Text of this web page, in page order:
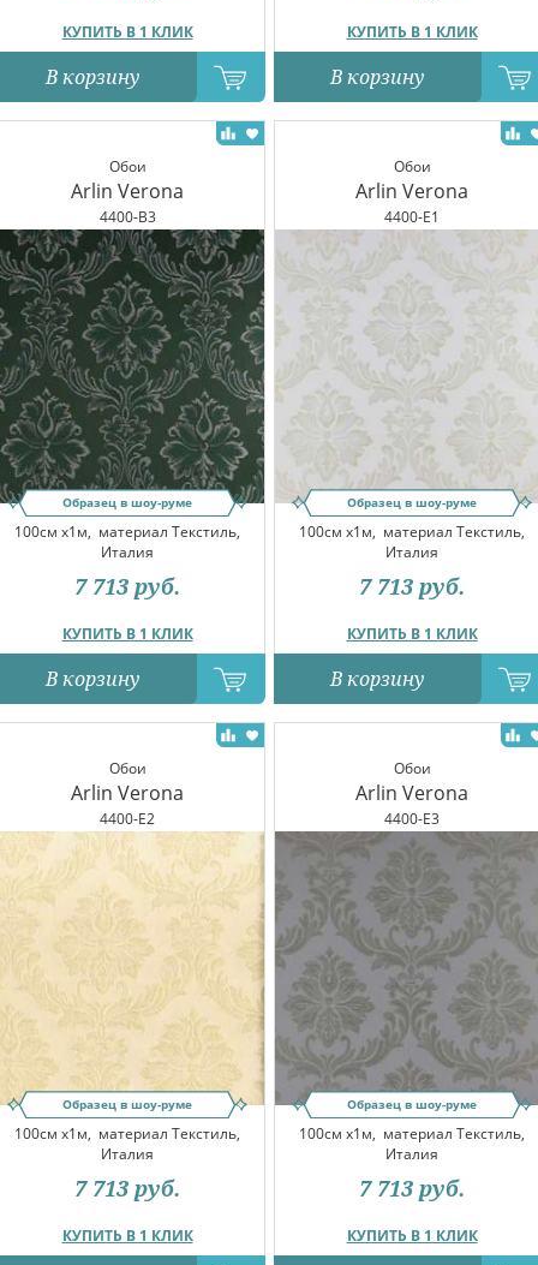
КУПИТЬ В 1 КЛИК
В корзину
КУПИТЬ В 1 КЛИК
В корзину
Обои
Arlin Verona
4400-B3
Образец в шоу-руме
100см x1м, материал Текстиль,
Италия
КУПИТЬ В 1 КЛИК
7 713 руб.
В корзину
Обои
Arlin Verona
4400-E1
Образец в шоу-руме
100см x1м, материал Текстиль,
Италия
КУПИТЬ В 1 КЛИК
7 713 руб.
В корзину
Обои
Arlin Verona
4400-E2
Образец в шоу-руме
100см x1м, материал Текстиль,
Италия
КУПИТЬ В 1 КЛИК
7 713 руб.
Обои
Arlin Verona
4400-E3
Образец в шоу-руме
100см x1м, материал Текстиль,
Италия
КУПИТЬ В 1 КЛИК
7 713 руб.